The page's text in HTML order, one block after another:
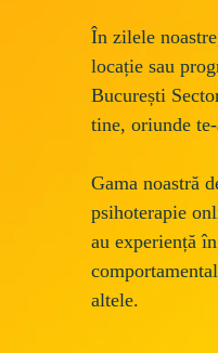
În zilele
locație sau
București
tine, oriunde
Gama noastră
psihoterapie
au experiență
altele.